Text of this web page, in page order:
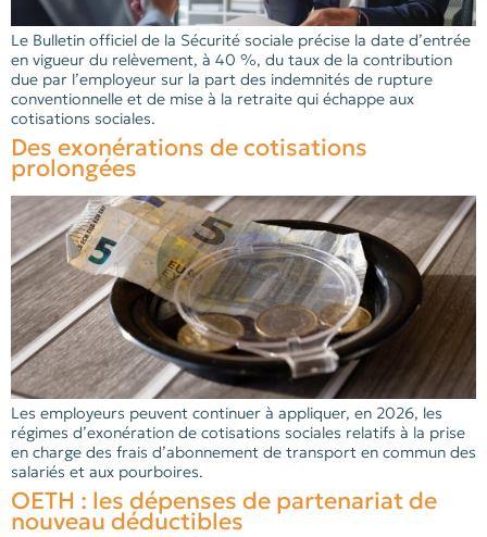
Le Bulletin officiel de la Sécurité sociale précise la date d’entrée
en vigueur du relèvement, à 40 %, du taux de la contribution
due par l’employeur sur la part des indemnités de rupture
conventionnelle et de mise à la retraite qui échappe aux
cotisations sociales.
Des exonérations de cotisations
prolongées
Les employeurs peuvent continuer à appliquer, en 2026, les
régimes d’exonération de cotisations sociales relatifs à la prise
en charge des frais d’abonnement de transport en commun des
salariés et aux pourboires.
OETH : les dépenses de partenariat de
nouveau déductibles